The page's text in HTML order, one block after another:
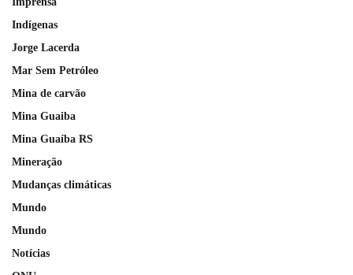
Indígenas
Jorge Lacerda
Mar Sem Petróleo
Mina de carvão
Mina Guaiba
Mina Guaíba RS
Mineração
Mudanças climáticas
Mundo
Mundo
Notícias